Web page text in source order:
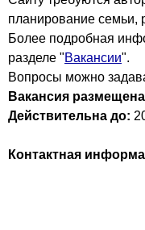
планирование семьи,
Более подробная
разделе "Вакансии".
Вопросы можно
Вакансия
Действительна до:
Контактная